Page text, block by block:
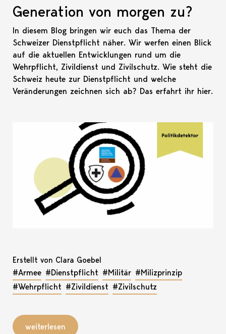
Generation von morgen zu?
In diesem Blog bringen wir euch das Thema der
Schweizer Dienstpflicht näher. Wir werfen einen Blick
auf die aktuellen Entwicklungen rund um die
Wehrpflicht, Zivildienst und Zivilschutz. Wie steht die
Schweiz heute zur Dienstpflicht und welche
Veränderungen zeichnen sich ab? Das erfahrt ihr hier.
Erstellt von Clara Goebel
#Armee #Dienstpflicht #Militär #Milizprinzip
#Wehrpflicht #Zivildienst #Zivilschutz
weiterlesen